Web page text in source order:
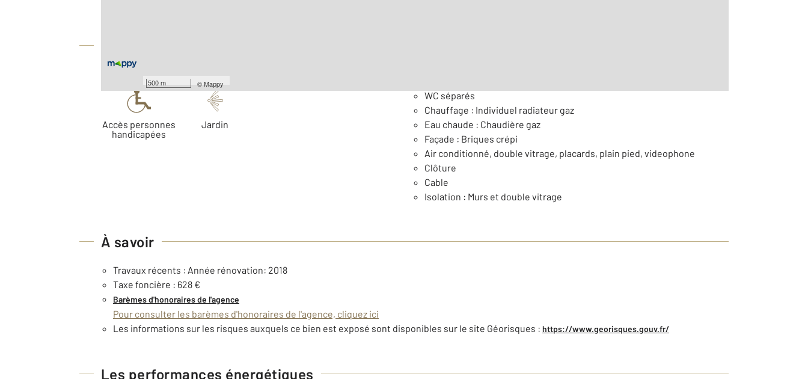
500 m ©Mappy
Accès personnes
handicapées
Jardin
WC séparés
Chauffage : Individuel radiateur gaz
Eau chaude : Chaudière gaz
Façade : Briques crépi
Air conditionné, double vitrage, placards, plain pied, videophone
Clôture
Cable
Isolation : Murs et double vitrage
À savoir
Travaux récents : Année rénovation: 2018
Taxe foncière : 628 €
Barèmes d'honoraires de l'agence
Pour consulter les barèmes d'honoraires de l'agence, cliquez ici
Les informations sur les risques auxquels ce bien est exposé sont disponibles sur le site Géorisques : https://www.georisques.gouv.fr/
Les performances énergétiques